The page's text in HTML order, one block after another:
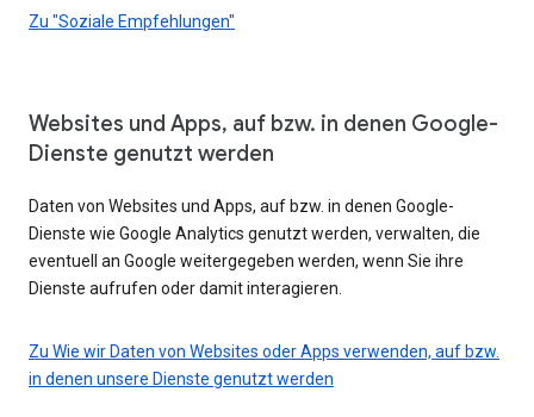
Zu "Soziale Empfehlungen"
Websites und Apps, auf bzw. in denen Google-
Dienste genutzt werden
Daten von Websites und Apps, auf bzw. in denen Google-
Dienste wie Google Analytics genutzt werden, verwalten, die
eventuell an Google weitergegeben werden, wenn Sie ihre
Dienste aufrufen oder damit interagieren.
Zu Wie wir Daten von Websites oder Apps verwenden, auf bzw.
in denen unsere Dienste genutzt werden